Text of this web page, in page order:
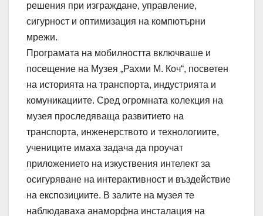
решения при изграждане, управление,
сигурност и оптимизация на компютърни
мрежи.
Програмата на мобилността включваше и
посещение на Музея „Рахми М. Коч“, посветен
на историята на транспорта, индустрията и
комуникациите. Сред огромната колекция на
музея проследяваща развитието на
транспорта, инженерството и технологиите,
учениците имаха задача да проучат
приложението на изкуствения интелект за
осигуряване на интерактивност и въздействие
на експозициите. В залите на музея те
наблюдаваха анаморфна инсталация на